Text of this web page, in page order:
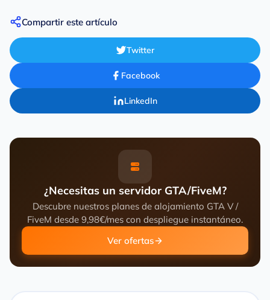
Compartir este artículo
Twitter
Facebook
LinkedIn
¿Necesitas un servidor GTA/FiveM?
Descubre nuestros planes de alojamiento GTA V /
FiveM desde 9,98€/mes con despliegue instantáneo.
Ver ofertas